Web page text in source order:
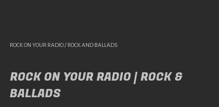
ROCK ON YOUR RADIO / ROCK AND BALLADS
ROCK ON YOUR RADIO | ROCK &
BALLADS